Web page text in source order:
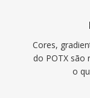
Cores,
do POTX
o